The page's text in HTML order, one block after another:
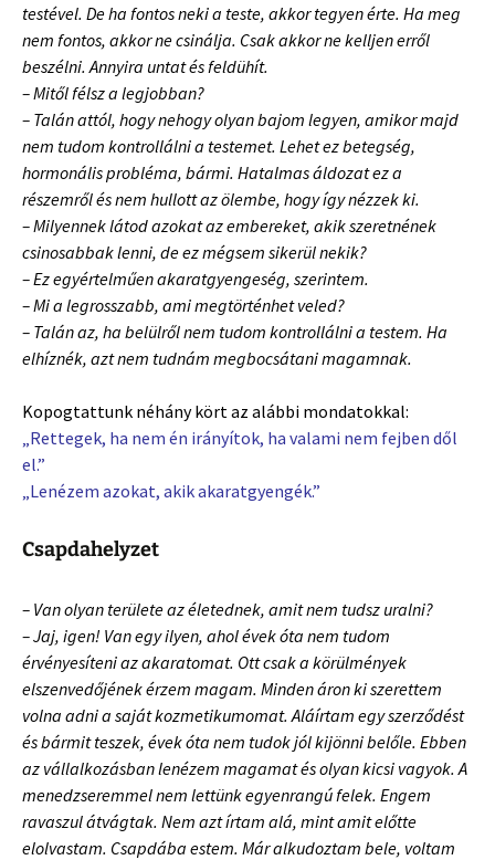
testével. De ha fontos neki a teste, akkor tegyen érte. Ha meg
nem fontos, akkor ne csinálja. Csak akkor ne kelljen erről
beszélni. Annyira untat és feldühít.
– Mitől félsz a legjobban?
– Talán attól, hogy nehogy olyan bajom legyen, amikor majd
nem tudom kontrollálni a testemet. Lehet ez betegség,
hormonális probléma, bármi. Hatalmas áldozat ez a
részemről és nem hullott az ölembe, hogy így nézzek ki.
– Milyennek látod azokat az embereket, akik szeretnének
csinosabbak lenni, de ez mégsem sikerül nekik?
– Ez egyértelműen akaratgyengeség, szerintem.
– Mi a legrosszabb, ami megtörténhet veled?
– Talán az, ha belülről nem tudom kontrollálni a testem. Ha
elhíznék, azt nem tudnám megbocsátani magamnak.
Kopogtattunk néhány kört az alábbi mondatokkal:
„Rettegek, ha nem én irányítok, ha valami nem fejben dől
el.”
„Lenézem azokat, akik akaratgyengék.”
Csapdahelyzet
– Van olyan területe az életednek, amit nem tudsz uralni?
– Jaj, igen! Van egy ilyen, ahol évek óta nem tudom
érvényesíteni az akaratomat. Ott csak a körülmények
elszenvedőjének érzem magam. Minden áron ki szerettem
volna adni a saját kozmetikumomat. Aláírtam egy szerződést
és bármit teszek, évek óta nem tudok jól kijönni belőle. Ebben
az vállalkozásban lenézem magamat és olyan kicsi vagyok. A
menedzseremmel nem lettünk egyenrangú felek. Engem
ravaszul átvágtak. Nem azt írtam alá, mint amit előtte
elolvastam. Csapdába estem. Már alkudoztam bele, voltam